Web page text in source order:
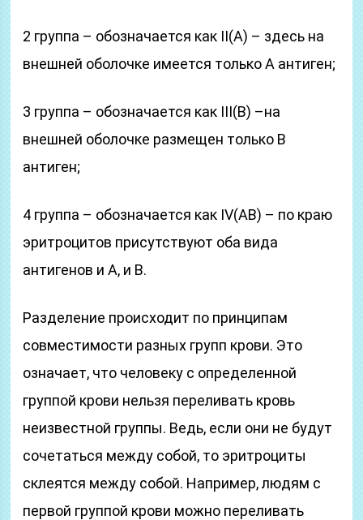
2 группа – обозначается как II(A) – здесь на
внешней оболочке имеется только А антиген;
3 группа – обозначается как III(В) –на
внешней оболочке размещен только В
антиген;
4 группа – обозначается как IV(АВ) – по краю
эритроцитов присутствуют оба вида
антигенов и А, и В.
Разделение происходит по принципам
совместимости разных групп крови. Это
означает, что человеку с определенной
группой крови нельзя переливать кровь
неизвестной группы. Ведь, если они не будут
сочетаться между собой, то эритроциты
склеятся между собой. Например, людям с
первой группой крови можно переливать